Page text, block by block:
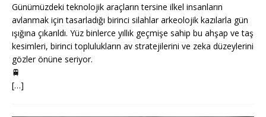
Günümüzdeki teknolojik araçların tersine ilkel insanların
avlanmak için tasarladığı birinci silahlar arkeolojik kazılarla gün
ışığına çıkarıldı. Yüz binlerce yıllık geçmişe sahip bu ahşap ve taş
kesimleri, birinci toplulukların av stratejilerini ve zeka düzeylerini
gözler önüne seriyor.
🚆
[…]